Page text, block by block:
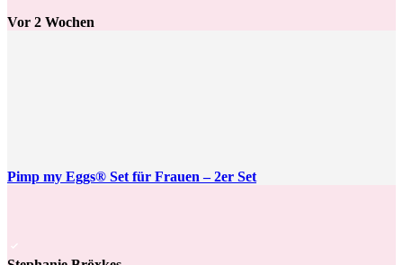
Vor 2 Wochen
Pimp my Eggs® Set für Frauen – 2er Set